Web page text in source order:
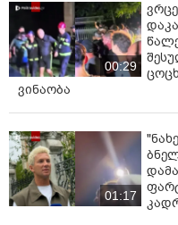
მლნ და დაგვეხარჯა. ეს
და პოლიტიკურად
მაგრამ მეორე მხარეს
ქართველი ხალხის
რაციონალურად უნდა
საუბარია საკმაოდ დიდ
მლნ-ზე, რომელიც
აქ უნდა დაისვას მარტივი
შეიძლება დაიხარჯოს
00:29
ვინაობა
01:17